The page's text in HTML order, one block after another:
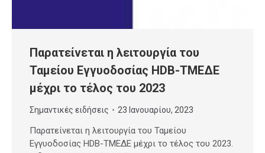
Παρατείνεται η λειτουργία του
Ταμείου Εγγυοδοσίας HDB-ΤΜΕΔΕ
μέχρι το τέλος του 2023
Σημαντικές ειδήσεις 23 Ιανουαρίου, 2023
Παρατείνεται η λειτουργία του Ταμείου
Εγγυοδοσίας HDB-ΤΜΕΔΕ μέχρι το τέλος του 2023.